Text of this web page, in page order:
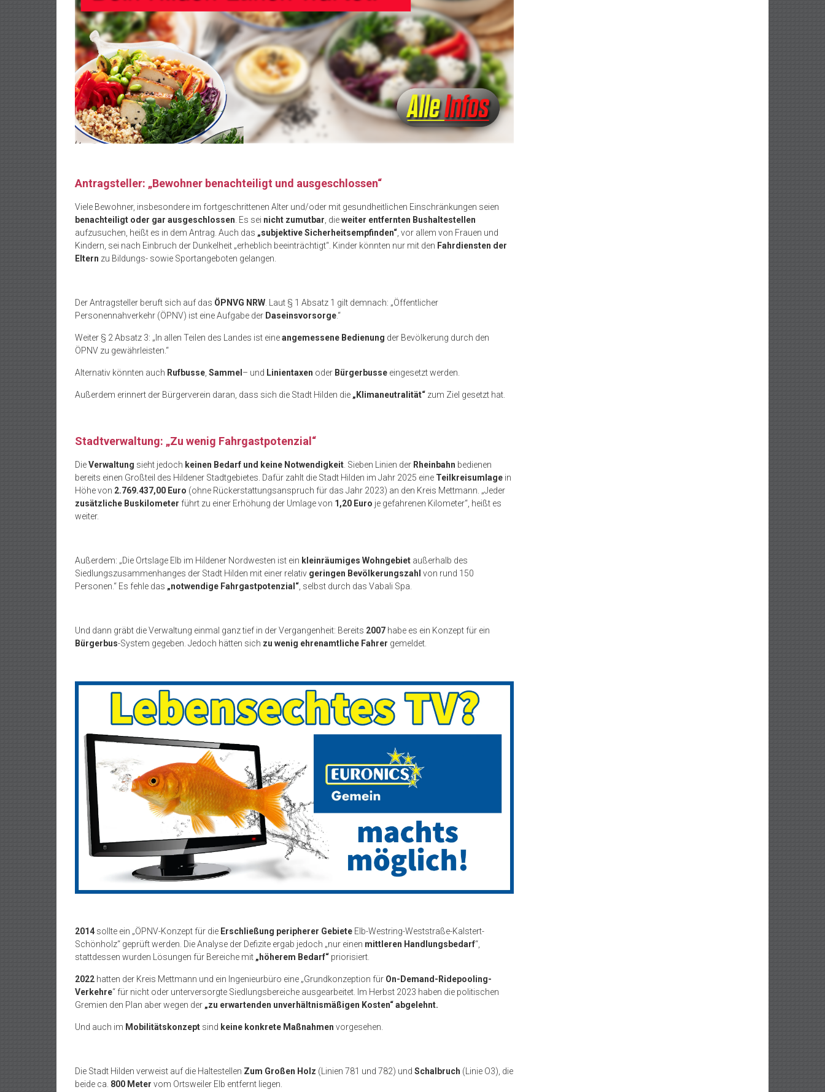
Antragsteller: „Bewohner benachteiligt und ausgeschlossen“
Viele Bewohner, insbesondere im fortgeschrittenen Alter und/oder mit gesundheitlichen Einschränkungen seien
benachteiligt oder gar ausgeschlossen. Es sei nicht zumutbar, dieweiter entfernten Bushaltestellen
aufzusuchen, heißt es in dem Antrag. Auch das „subjektive Sicherheitsempfinden“, vor allem von Frauen und
Kindern, sei nach Einbruch der Dunkelheit „erheblich beeinträchtigt“. Kinder könnten nur mit den Fahrdiensten der
Eltern zu Bildungs- sowie Sportangeboten gelangen.
Der Antragsteller beruft sich auf das ÖPNVG NRW. Laut § 1 Absatz 1 gilt demnach: „Öffentlicher
Personennahverkehr (ÖPNV) ist eine Aufgabe der Daseinsvorsorge.“
Weiter § 2 Absatz 3: „In allen Teilen des Landes ist eineangemessene Bedienung der Bevölkerung durch den
ÖPNV zu gewährleisten.“
Alternativ könnten auch Rufbusse, Sammel – und Linientaxen oder Bürgerbusse eingesetzt werden.
Außerdem erinnert der Bürgerverein daran, dass sich die Stadt Hilden die „Klimaneutralität“ zum Ziel gesetzt hat.
Stadtverwaltung: „Zu wenig Fahrgastpotenzial“
DieVerwaltung sieht jedoch keinen Bedarf und keine Notwendigkeit. Sieben Linien der Rheinbahn bedienen
bereits einen Großteil des Hildener Stadtgebietes. Dafür zahlt die Stadt Hilden im Jahr 2025 eine Teilkreisumlage in
Höhe von 2.769.437,00 Euro (ohne Rückerstattungsanspruch für das Jahr 2023) an den Kreis Mettmann. „Jeder
zusätzliche Buskilometer führt zu einer Erhöhung der Umlage von 1,20 Euro je gefahrenen Kilometer“, heißt es
weiter.
Außerdem: „Die Ortslage Elb im Hildener Nordwesten ist ein kleinräumiges Wohngebiet außerhalb des
Siedlungszusammenhanges der Stadt Hilden mit einer relativ geringen Bevölkerungszahl von rund 150
Personen.“ Es fehle das „notwendige Fahrgastpotenzial“, selbst durch das Vabali Spa.
Und dann gräbt die Verwaltung einmal ganz tief in der Vergangenheit: Bereits 2007 habe es ein Konzept für ein
Bürgerbus-System gegeben. Jedoch hätten sich zu wenig ehrenamtliche Fahrer gemeldet.
2014 sollte ein „ÖPNV-Konzept für die Erschließung peripherer Gebiete Elb-Westring-Weststraße-Kalstert-
Schönholz“ geprüft werden. Die Analyse der Defizite ergab jedoch „nur einen mittleren Handlungsbedarf“,
stattdessen wurden Lösungen für Bereiche mit „höherem Bedarf“ priorisiert.
2022 hatten der Kreis Mettmann und ein Ingenieurbüro eine „Grundkonzeption für On-Demand-Ridepooling-
Verkehre“ für nicht oder unterversorgte Siedlungsbereiche ausgearbeitet. Im Herbst 2023 haben die politischen
Gremien den Plan aber wegen der „zu erwartenden unverhältnismäßigen Kosten“ abgelehnt.
Und auch im Mobilitätskonzept sind keine konkrete Maßnahmen vorgesehen.
Die Stadt Hilden verweist auf die Haltestellen Zum Großen Holz (Linien 781 und 782) und Schalbruch (Linie O3), die
beide ca. 800 Meter vom Ortsweiler Elb entfernt liegen.